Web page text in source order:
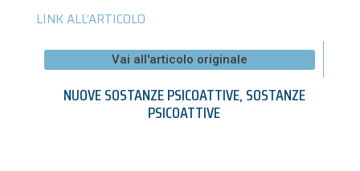
LINK ALL’ARTICOLO
Vai all'articolo originale
NUOVE SOSTANZE PSICOATTIVE,SOSTANZE
PSICOATTIVE